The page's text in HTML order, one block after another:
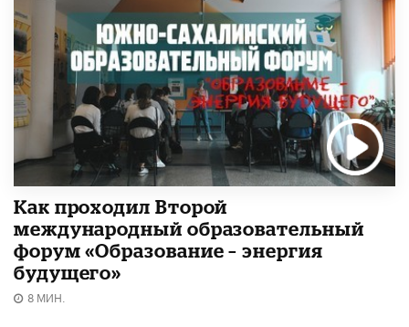
Как проходил Второй
международный образовательный
форум «Образование – энергия
будущего»​
8 МИН.